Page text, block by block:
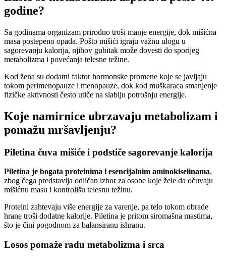
godine?
Sa godinama organizam prirodno troši manje energije, dok mišićna
masa postepeno opada. Pošto mišići igraju važnu ulogu u
sagorevanju kalorija, njihov gubitak može dovesti do sporijeg
metabolizma i povećanja telesne težine.
Kod žena su dodatni faktor hormonske promene koje se javljaju
tokom perimenopauze i menopauze, dok kod muškaraca smanjenje
fizičke aktivnosti često utiče na slabiju potrošnju energije.
Koje namirnice ubrzavaju metabolizam i
pomažu mršavljenju?
Piletina čuva mišiće i podstiče sagorevanje kalorija
Piletina je bogata proteinima i esencijalnim aminokiselinama,
zbog čega predstavlja odličan izbor za osobe koje žele da očuvaju
mišićnu masu i kontrolišu telesnu težinu.
Proteini zahtevaju više energije za varenje, pa telo tokom obrade
hrane troši dodatne kalorije. Piletina je pritom siromašna mastima,
što je čini pogodnom za balansiranu ishranu.
Losos pomaže radu metabolizma i srca